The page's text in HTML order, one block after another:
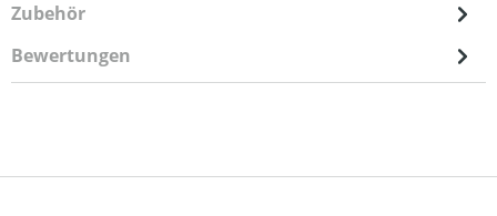
Zubehör
Bewertungen